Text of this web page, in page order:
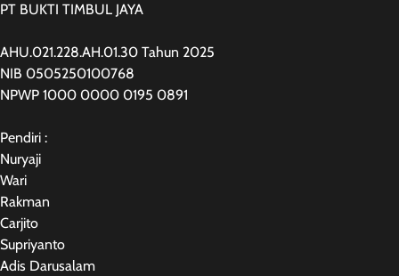
PT BUKTI TIMBUL JAYA
AHU.021.228.AH.01.30 Tahun 2025
NIB 0505250100768
NPWP 1000 0000 0195 0891
Pendiri :
Nuryaji
Wari
Rakman
Carjito
Supriyanto
Adis Darusalam